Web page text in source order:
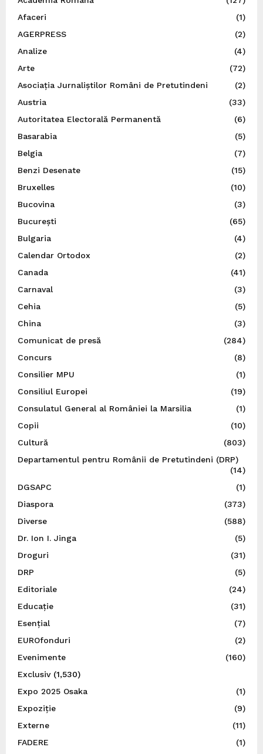
Afaceri
(1)
AGERPRESS
(2)
Analize
(4)
Arte
(72)
Asociația Jurnaliștilor Români de Pretutindeni
(2)
Austria
(33)
Autoritatea Electorală Permanentă
(6)
Basarabia
(5)
Belgia
(7)
Benzi Desenate
(15)
Bruxelles
(10)
Bucovina
(3)
București
(65)
Bulgaria
(4)
Calendar Ortodox
(2)
Canada
(41)
Carnaval
(3)
Cehia
(5)
China
(3)
Comunicat de presă
(284)
Concurs
(8)
Consilier MPU
(1)
Consiliul Europei
(19)
Consulatul General al României la Marsilia
(1)
Copii
(10)
Cultură
(803)
Departamentul pentru Românii de Pretutindeni (DRP)
(14)
DGSAPC
(1)
Diaspora
(373)
Diverse
(588)
Dr. Ion I. Jinga
(5)
Droguri
(31)
DRP
(5)
Editoriale
(24)
Educație
(31)
Esențial
(7)
EUROfonduri
(2)
Evenimente
(160)
Exclusiv(1,530)
Expo 2025 Osaka
(1)
Expoziție
(9)
Externe
(11)
FADERE
(1)